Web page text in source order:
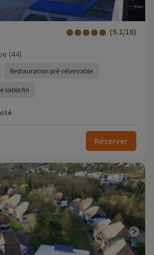
(9.1/10)
(44)
Restauration pré-réservable
sable fin
Réserver